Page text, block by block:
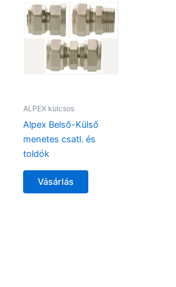
ALPEX kulcsos
Alpex Belső-Külső
menetes csatl. és
toldók
Vásárlás